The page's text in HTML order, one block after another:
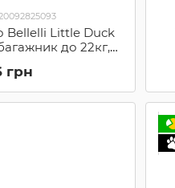
Bellelli Little Duck
до 22кг,
SAD-25-27)
грн